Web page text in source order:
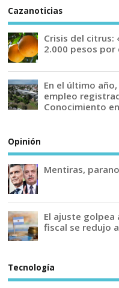
Cazanoticias
Crisis del citrus:
2.000 pesos
En el último
empleo
Conocimiento
Opinión
Mentiras,
El ajuste golpea
fiscal se redujo
Tecnología